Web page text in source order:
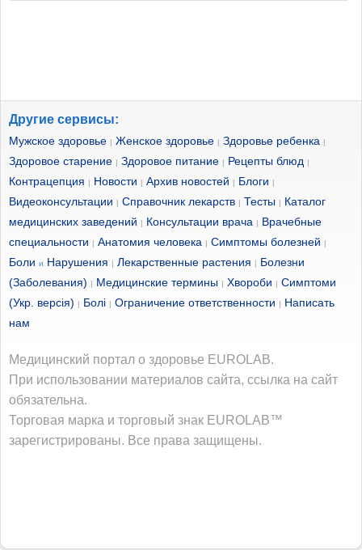
Другие сервисы:
Мужское здоровье | Женское здоровье | Здоровье ребенка |
Здоровое старение | Здоровое питание | Рецепты блюд |
Контрацепция | Новости | Архив новостей | Блоги |
Видеоконсультации | Справочник лекарств | Тесты | Каталог
медицинских заведений | Консультации врача | Врачебные
специальности | Анатомия человека | Симптомы болезней |
Боли и Нарушения | Лекарственные растения | Болезни
(Заболевания) | Медицинские термины | Хвороби | Симптоми
(Укр. версія) | Болі | Ограничение ответственности | Написать
нам
Медицинский портал о здоровье EUROLAB.
При использовании материалов сайта, ссылка на сайт
обязательна.
Торговая марка и торговый знак EUROLAB™
зарегистрированы. Все права защищены.